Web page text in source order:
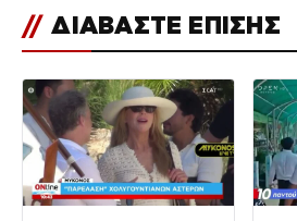
// ΔΙΑΒΑΣΤΕ ΕΠΙΣΗΣ